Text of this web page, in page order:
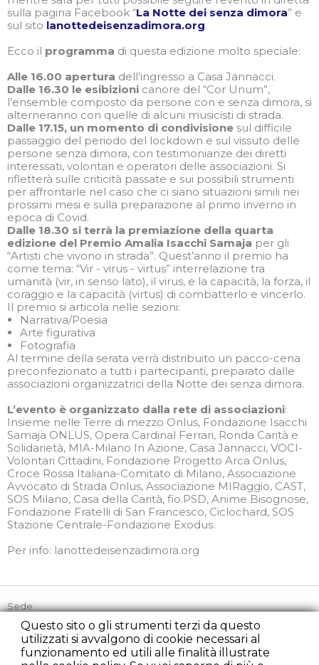
Questo sito o gli strumenti terzi da questo
utilizzati si avvalgono di cookie necessari al
funzionamento ed utili alle finalità illustrate
sulla pagina Facebook “La Notte dei senza dimora” e
sul sito lanottedeisenzadimora.org.
Ecco il programma di questa edizione molto speciale:
Alle 16.00 apertura dell’ingresso a Casa Jannacci.
Dalle 16.30 le esibizioni canore del “Cor Unum”,
l’ensemble composto da persone con e senza dimora, si
alterneranno con quelle di alcuni musicisti di strada.
Dalle 17.15, un momento di condivisione sul difficile
passaggio del periodo del lockdown e sul vissuto delle
persone senza dimora, con testimonianze dei diretti
interessati, volontari e operatori delle associazioni. Si
rifletterà sulle criticità passate e sui possibili strumenti
per affrontarle nel caso che ci siano situazioni simili nei
prossimi mesi e sulla preparazione al primo inverno in
epoca di Covid.
Dalle 18.30 si terrà la premiazione della quarta
edizione del Premio Amalia Isacchi Samaja per gli
“Artisti che vivono in strada”. Quest’anno il premio ha
come tema: “Vir - virus - virtus” interrelazione tra
umanità (vir, in senso lato), il virus, e la capacità, la forza, il
coraggio e la capacità (virtus) di combatterlo e vincerlo.
Il premio si articola nelle sezioni:
Narrativa/Poesia
Arte figurativa
Fotografia
Al termine della serata verrà distribuito un pacco-cena
preconfezionato a tutti i partecipanti, preparato dalle
associazioni organizzatrici della Notte dei senza dimora.
L’evento è organizzato dalla rete di associazioni:
Insieme nelle Terre di mezzo Onlus, Fondazione Isacchi
Samaja ONLUS, Opera Cardinal Ferrari, Ronda Carità e
Solidarietà, MIA-Milano In Azione, Casa Jannacci, VOCI-
Volontari Cittadini, Fondazione Progetto Arca Onlus,
Croce Rossa Italiana-Comitato di Milano, Associazione
Avvocato di Strada Onlus, Associazione MIRaggio, CAST,
SOS Milano, Casa della Carità, fio.PSD, Anime Bisognose,
Fondazione Fratelli di San Francesco, Ciclochard, SOS
Stazione Centrale-Fondazione Exodus.
Per info: lanottedeisenzadimora.org
Sede:
Via Picozzi 21, 20131 Milano
Tel:+39 02 45863842
Cell:+39 348 2235107